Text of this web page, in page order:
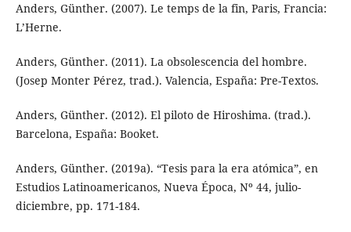
Anders, Günther. (2007). Le temps de la fin, Paris, Francia:
L’Herne.
Anders, Günther. (2011). La obsolescencia del hombre.
(Josep Monter Pérez, trad.). Valencia, España: Pre-Textos.
Anders, Günther. (2012). El piloto de Hiroshima. (trad.).
Barcelona, España: Booket.
Anders, Günther. (2019a). “Tesis para la era atómica”, en
Estudios Latinoamericanos, Nueva Época, Nº 44, julio-
diciembre, pp. 171-184.